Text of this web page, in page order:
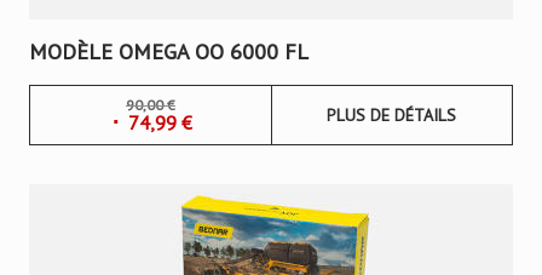
MODÈLE OMEGA OO 6000 FL
90,00€
Le
initial
était :
74,99 €
Le
actuel
est :
PLUS DE DÉTAILS